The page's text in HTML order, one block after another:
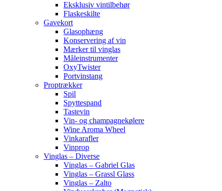
Eksklusiv vintilbehør
Flaskeskilte
Gavekort
Glasophæng
Konservering af vin
Mærker til vinglas
Måleinstrumenter
OxyTwister
Portvinstang
Proptrækker
Spil
Spyttespand
Tastevin
Vin- og champagnekølere
Wine Aroma Wheel
Vinkarafler
Vinprop
Vinglas – Diverse
Vinglas – Gabriel Glas
Vinglas – Grassl Glass
Vinglas – Zalto